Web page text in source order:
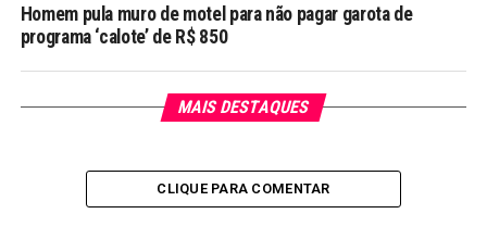
Homem pula muro de motel para não pagar garota de
programa ‘calote’ de R$ 850
MAIS DESTAQUES
CLIQUE PARA COMENTAR